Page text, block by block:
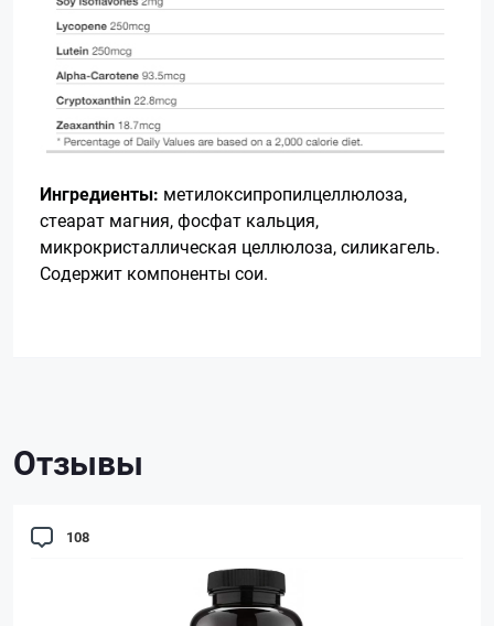
Ингредиенты: метилоксипропилцеллюлоза,
стеарат магния, фосфат кальция,
микрокристаллическая целлюлоза, силикагель.
Содержит компоненты сои.
Отзывы
108